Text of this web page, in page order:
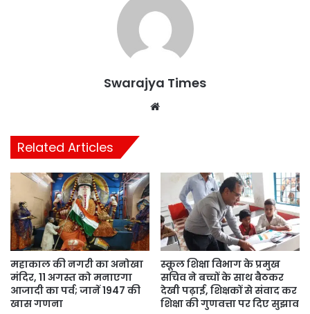
Swarajya Times
Related Articles
महाकाल की नगरी का अनोखा
मंदिर, 11 अगस्त को मनाएगा
आजादी का पर्व; जानें 1947 की
खास गणना
स्कूल शिक्षा विभाग के प्रमुख
सचिव ने बच्चों के साथ बैठकर
देखी पढ़ाई, शिक्षकों से संवाद कर
शिक्षा की गुणवत्ता पर दिए सुझाव